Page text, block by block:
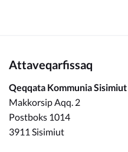
Attaveqarfissaq
Qeqqata Kommunia Sisimiut
Makkorsip Aqq. 2
Postboks 1014
3911 Sisimiut